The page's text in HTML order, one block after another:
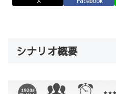
シナリオ概要